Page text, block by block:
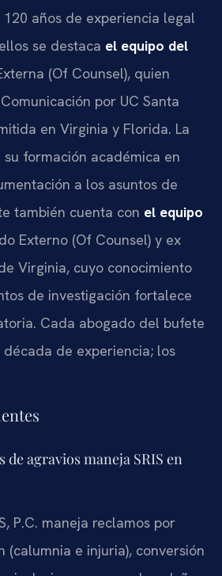
años de experiencia legal
se destaca el equipo del
(Of Counsel), quien
por UC Santa
en Virginia y Florida. La
su formación académica en
a los asuntos de
también cuenta con el equipo
Externo (Of Counsel) y ex
Virginia, cuyo conocimiento
de investigación fortalece
Cada abogado del bufete
de experiencia; los
de agravios maneja SRIS en
P.C. maneja reclamos por
(calumnia e injuria), conversión